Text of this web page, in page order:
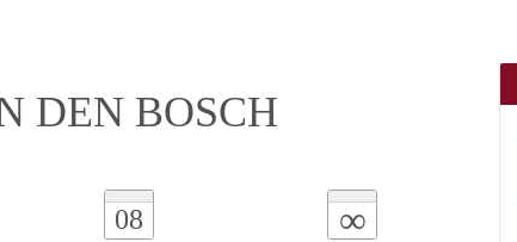
DEN BOSCH
08 ∞